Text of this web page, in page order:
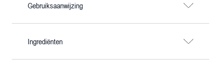
Gebruiksaanwijzing
Ingrediënten